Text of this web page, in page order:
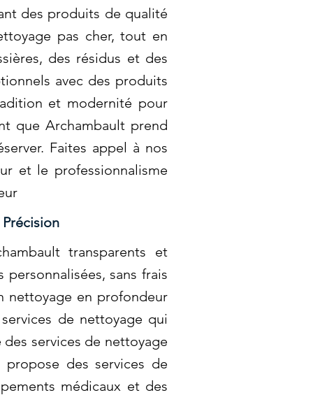
des produits de qualité
pas cher, tout en
des résidus et des
avec des produits
et modernité pour
que Archambault prend
Faites appel à nos
et le professionnalisme
transparents et
sans frais
nettoyage en profondeur
de nettoyage qui
services de nettoyage
des services de
médicaux et des